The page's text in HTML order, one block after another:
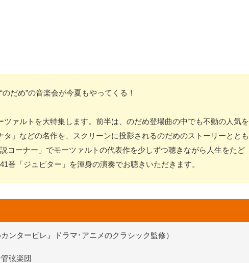
だめ”の音楽会が今夏もやってくる！
ァルトを大特集します。前半は、のだめ登場曲の中でも不動の人気を
」などの名作を、スクリーンに投影されるのだめのストーリーととも
コーナー」でモーツァルトの代表作を少しずつ聴きながら人生をたど
番「ジュピター」を渾身の演奏でお聴きいただきます。
ンタービレ』ドラマ･アニメのクラシック監修）
弦楽団